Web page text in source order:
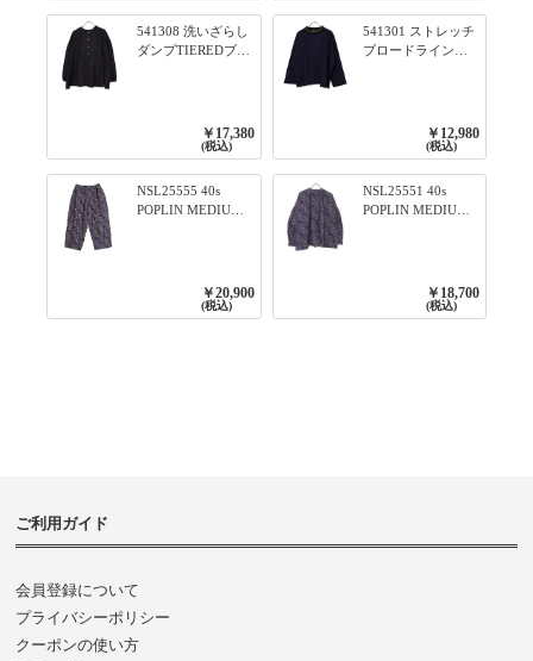
541308 洗いざらし
ダンプTIEREDブシ
￥17,380
(税込)
541301 ストレッチ
ブロードライン入
リブプルオーバー
79ネイビー
￥12,980
(税込)
NSL25555 40s
POPLIN MEDIUM
￥20,900
(税込)
NSL25551 40s
POPLIN MEDIUM
3800NAVY BASE
￥18,700
(税込)
ご利用ガイド
会員登録について
プライバシーポリシー
クーポンの使い方